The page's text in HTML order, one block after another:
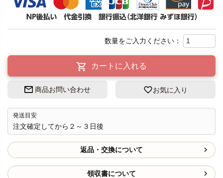
カートに入れる
商品お問い合わせ お気に入り
発送目安
注文確定してから２～３日後
返品・交換について
領収書について